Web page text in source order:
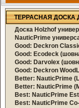
ТЕРРАСНАЯ ДОСКА
Доска Holzhof
NauticPrime
Good: Deckron
Good: Ecodeck
Good: Darvolex
Good: Deckron
Better: NauticPrime
Better: NauticPrime
Best: NauticPrime
Best: NauticPrime